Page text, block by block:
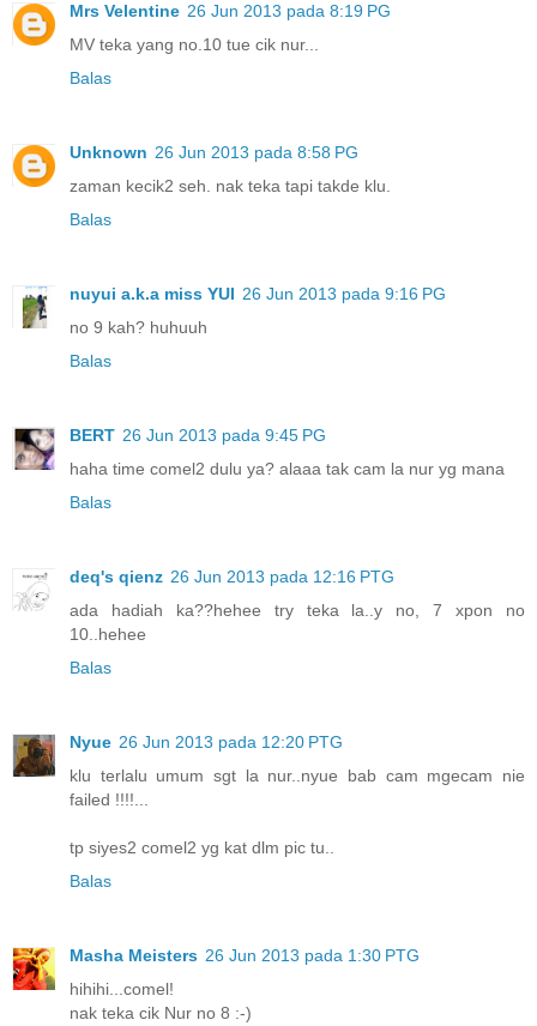
Mrs Velentine 26 Jun 2013 pada 8:19 PG
MV teka yang no.10 tue cik nur...
Balas
Unknown 26 Jun 2013 pada 8:58 PG
zaman kecik2 seh. nak teka tapi takde klu.
Balas
nuyui a.k.a miss YUI 26 Jun 2013 pada 9:16 PG
no 9 kah? huhuuh
Balas
BERT 26 Jun 2013 pada 9:45 PG
haha time comel2 dulu ya? alaaa tak cam la nur yg mana
Balas
deq's qienz 26 Jun 2013 pada 12:16 PTG
ada hadiah ka??hehee try teka la..y no, 7 xpon no
10..hehee
Balas
Nyue 26 Jun 2013 pada 12:20 PTG
klu terlalu umum sgt la nur..nyue bab cam mgecam nie
failed !!!!...
tp siyes2 comel2 yg kat dlm pic tu..
Balas
Masha Meisters 26 Jun 2013 pada 1:30 PTG
hihihi...comel!
nak teka cik Nur no 8 :-)